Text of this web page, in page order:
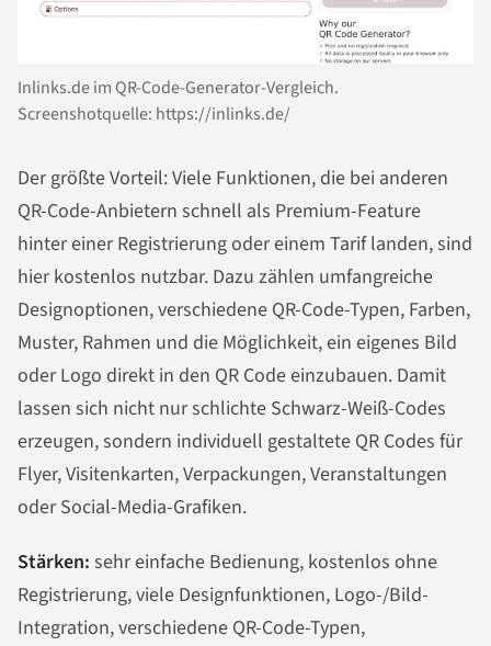
Inlinks.de im QR-Code-Generator-Vergleich.
Screenshotquelle: https://inlinks.de/
Der größte Vorteil: Viele Funktionen, die bei anderen
QR-Code-Anbietern schnell als Premium-Feature
hinter einer Registrierung oder einem Tarif landen, sind
hier kostenlos nutzbar. Dazu zählen umfangreiche
Designoptionen, verschiedene QR-Code-Typen, Farben,
Muster, Rahmen und die Möglichkeit, ein eigenes Bild
oder Logo direkt in den QR Code einzubauen. Damit
lassen sich nicht nur schlichte Schwarz-Weiß-Codes
erzeugen, sondern individuell gestaltete QR Codes für
Flyer, Visitenkarten, Verpackungen, Veranstaltungen
oder Social-Media-Grafiken.
Stärken: sehr einfache Bedienung, kostenlos ohne
Registrierung, viele Designfunktionen, Logo-/Bild-
Integration, verschiedene QR-Code-Typen,